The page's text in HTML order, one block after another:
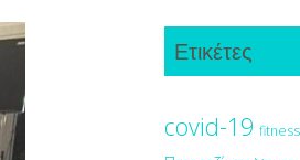
Ετικέτες
covid-19 fitness